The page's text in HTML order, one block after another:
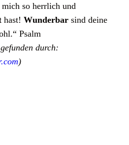
so herrlich und
hast! Wunderbar sind deine
Psalm
durch:
)